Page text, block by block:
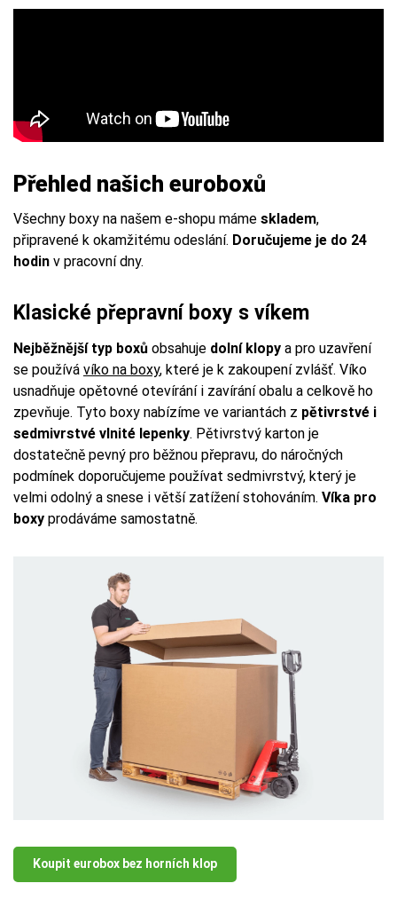
Přehled našich euroboxů
Všechny boxy na našem e-shopu máme skladem,
připravené k okamžitému odeslání. Doručujeme je do 24
hodin v pracovní dny.
Klasické přepravní boxy s víkem
Nejběžnější typ boxů obsahuje dolní klopy a pro uzavření
se používá víko na boxy, které je k zakoupení zvlášť. Víko
usnadňuje opětovné otevírání i zavírání obalu a celkově ho
zpevňuje. Tyto boxy nabízíme ve variantách z pětivrstvé i
sedmivrstvé vlnité lepenky. Pětivrstvý karton je
dostatečně pevný pro běžnou přepravu, do náročných
podmínek doporučujeme používat sedmivrstvý, který je
velmi odolný a snese i větší zatížení stohováním. Víka pro
boxy prodáváme samostatně.
Koupit eurobox bez horních klop